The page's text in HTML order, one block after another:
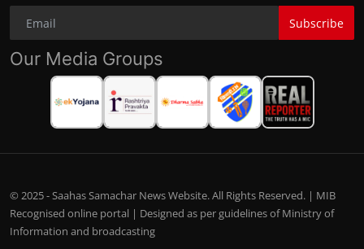
Subscribe
Our Media Groups
© 2025 - Saahas Samachar News Website. All Rights Reserved. | MIB
Recognised online portal | Designed as per guidelines of Ministry of
Information and broadcasting